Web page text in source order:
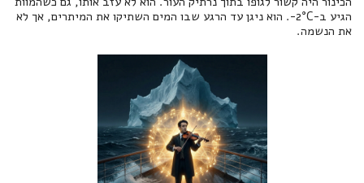
הגיע ב-2°C-. הוא ניגן עד הרגע שבו המים השתיקו את המיתרים, אך לא
את הנשמה.